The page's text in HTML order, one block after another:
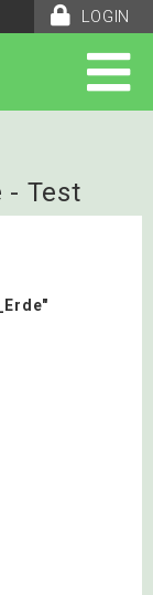
LOGIN
- Test